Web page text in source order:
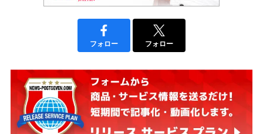
フォロー フォロー